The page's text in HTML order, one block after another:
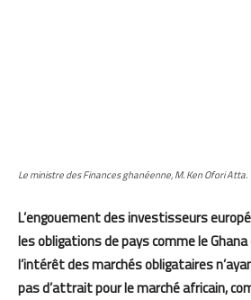
Le ministre des Finances ghanéenne, M. Ken Ofori Atta.
L’engouement des investisseurs
les obligations de pays comme le
l’intérêt des marchés obligataires
pas d’attrait pour le marché africain,